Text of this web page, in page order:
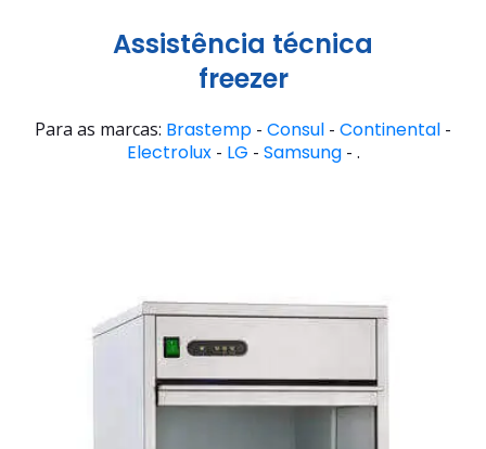
Assistência técnica
freezer
Para as marcas: Brastemp - Consul - Continental -
Electrolux- LG - Samsung- .